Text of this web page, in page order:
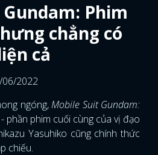
Phim
chẳng có
cả
06/2022
ngóng,Mobile Suit Gundam:
phần phim cuối cùng của vị đạo
Yasuhiko cũng chính thức
chiếu.